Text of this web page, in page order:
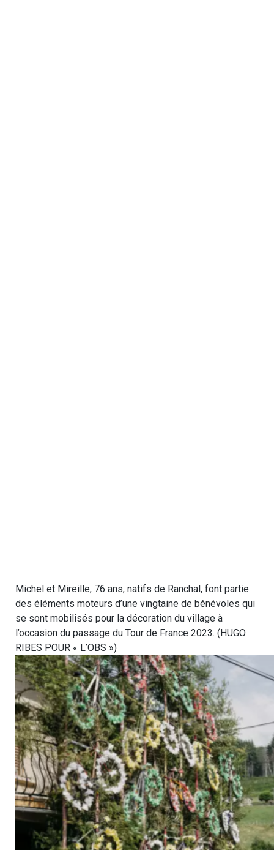
Michel et Mireille, 76 ans, natifs de Ranchal, font partie
des éléments moteurs d’une vingtaine de bénévoles qui
se sont mobilisés pour la décoration du village à
l’occasion du passage du Tour de France 2023. (HUGO
RIBES POUR « L’OBS »)